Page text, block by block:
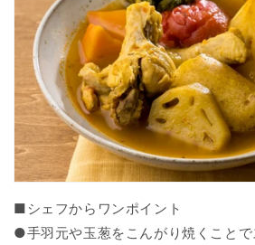
■シェフからワンポイント
●手羽元や玉葱をこんがり焼くことで